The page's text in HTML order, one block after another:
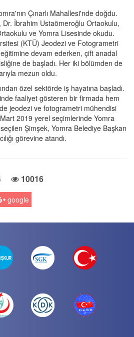
Çınarlı Mahallesi'nde doğdu.
Dr. İbrahim Ustaömeroğlu Ortaokulu,
ve Yomra Lisesinde okudu.
(KTÜ) Jeodezi ve Fotogrametri
devam ederken, çift anadal
de başladı. Her iki bölümden de
mezun oldu.
özel sektörde iş hayatına başladı.
faaliyet gösteren bir firmada hem
jeodezi ve fotogrametri mühendisi
2019 yerel seçimlerinde Yomra
Şimşek, Yomra Belediye Başkan
görevine atandı.
10016
google